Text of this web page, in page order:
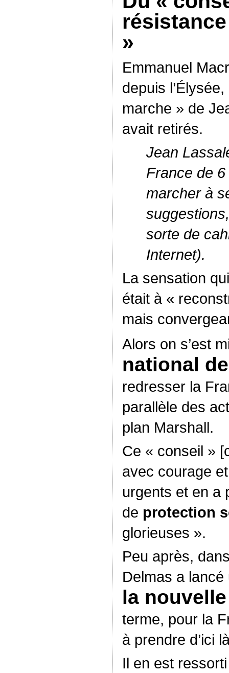
»
Emmanuel
depuis
marche » de
avait retirés.
Jean
France de
marcher à
sorte de
Internet).
La sensation
était à «
mais
Alors on s’est
national
redresser la
parallèle des
plan Marshall.
Ce « conseil »
avec courage
urgents et en a
de protection
glorieuses ».
Peu après,
Delmas a
la
terme, pour la
à prendre d’ici
Il en est